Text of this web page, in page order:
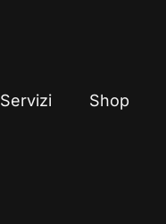
Servizi Shop